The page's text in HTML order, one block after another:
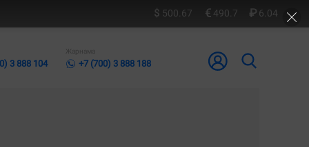
500.67 490.7 6.04
3 888 104
Жарнама
+7 (700) 3 888 188